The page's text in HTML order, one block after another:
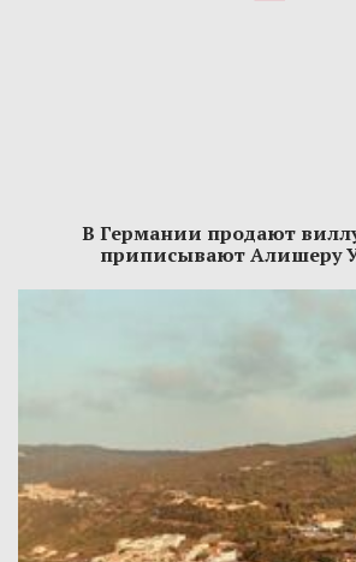
В Германии продают
приписывают Алишеру